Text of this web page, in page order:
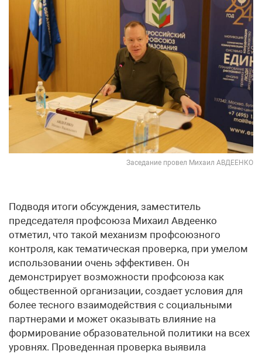
Заседание провел Михаил АВДЕЕНКО
Подводя итоги обсуждения, заместитель
председателя профсоюза Михаил Авдеенко
отметил, что такой механизм профсоюзного
контроля, как тематическая проверка, при умелом
использовании очень эффективен. Он
демонстрирует возможности профсоюза как
общественной организации, создает условия для
более тесного взаимодействия с социальными
партнерами и может оказывать влияние на
формирование образовательной политики на всех
уровнях. Проведенная проверка выявила